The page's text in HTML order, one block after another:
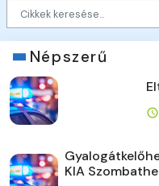
Népszerű
KIA